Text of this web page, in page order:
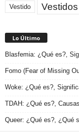
Vestido Vestidos
Lo Último
Blasfemia: ¿Qué es?,
Fomo (Fear of Missing
Woke: ¿Qué es?,
TDAH: ¿Qué es?,
Queer: ¿Qué es?, ¿Qué